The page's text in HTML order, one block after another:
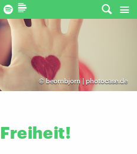
©beornbjorn | photocase.de
Freiheit!